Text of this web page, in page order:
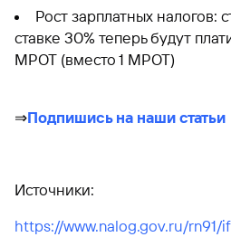
Рост зарплатных налогов:
ставке 30% теперь будут
МРОТ (вместо 1 МРОТ)
⇒Подпишись на наши статьи
Источники:
https://www.nalog.gov.ru/